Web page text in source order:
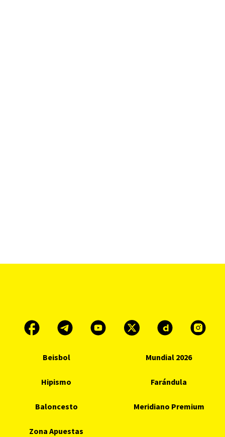
Beisbol Mundial 2026
Hipismo Farándula
Baloncesto Meridiano Premium
Zona Apuestas